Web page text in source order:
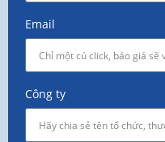
Email
Công ty